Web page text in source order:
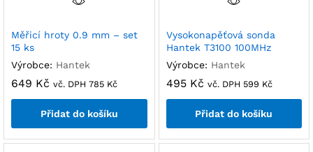
Měřicí hroty 0.9 mm – set
15 ks
Výrobce: Hantek
649 Kč vč. DPH 785 Kč
Přidat do košíku
Vysokonapěťová sonda
Hantek T3100 100MHz
Výrobce: Hantek
495 Kč vč. DPH 599 Kč
Přidat do košíku